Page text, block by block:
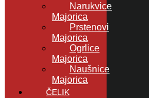
Narukvice
Majorica
Prstenovi
Majorica
Ogrlice
Majorica
Naušnice
Majorica
ČELIK